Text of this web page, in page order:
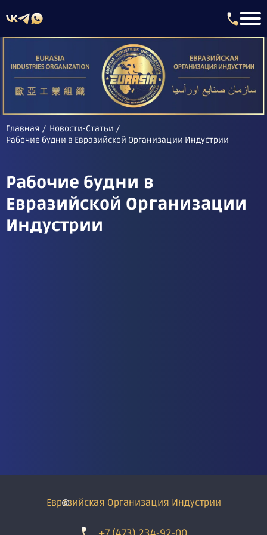
Главная
Новости-Статьи
Рабочие будни в Евразийской Организации Индустрии
Рабочие будни в
Евразийской Организации
Индустрии
Евразийская Организация Индустрии